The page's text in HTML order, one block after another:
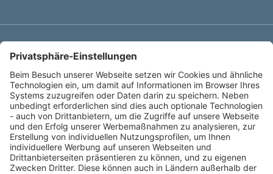
Ihr Ansprechpartner
Kerstin Sander
Telefon+49 221 39900280
kerstin.sander@swisslife-am.com
Swiss Life Asset Managers Deutschland GmbH
Johannstraße 37
40476 Düsseldorf